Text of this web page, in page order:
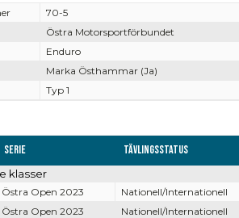
70-5
Östra Motorsportförbundet
Enduro
Marka Östhammar (Ja)
Typ 1
Serie Tävlingsstatus
klasser
Östra Open 2023
Nationell/Internationell
Östra Open 2023
Nationell/Internationell